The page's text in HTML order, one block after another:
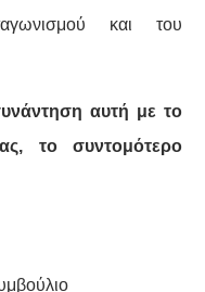
και του
αυτή με το
το συντομότερο